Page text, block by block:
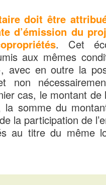
doit être
d’émission du
. Cet
aux mêmes
avec en outre la
non
cas, le montant de
somme du
la participation de
au titre du même